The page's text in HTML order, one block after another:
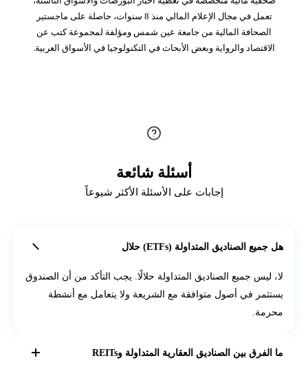
تعمل في مجال الإعلام المالي منذ 8 سنوات، حاصلة على ماجستير
الصحافة المالية من جامعة عين شمس ومؤلفة لمجموعة كتب عن
الاقتصاد والرواية وبعض الأبحاث في التكنولوجيا في الأسواق العربية.
أسئلة شائعة
إجابات على الأسئلة الأكثر شيوعاً
هل جميع الصناديق المتداولة (ETFs) حلال
لا، ليس جميع الصناديق المتداولة حلالًا. يجب التأكد من أن الصندوق
يستثمر في أصول متوافقة مع الشريعة ولا يتعامل مع أنشطة
محرمة.
ما الفرق بين الصناديق العقارية المتداولة وREITs